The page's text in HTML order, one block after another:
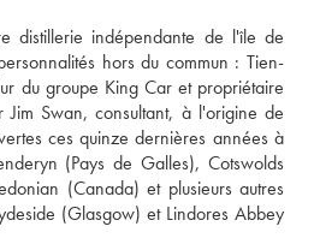
distillerie indépendante de l'île de
hors du commun : Tien-
du groupe King Car et propriétaire
Swan, consultant, à l'origine de
ces quinze dernières années à
(Pays de Galles), Cotswolds
(Canada) et plusieurs autres
(Glasgow) et Lindores Abbey